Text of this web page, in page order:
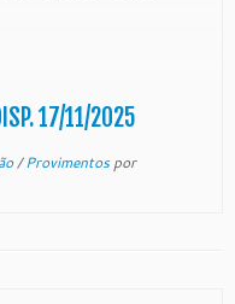
17/11/2025
/Provimentospor